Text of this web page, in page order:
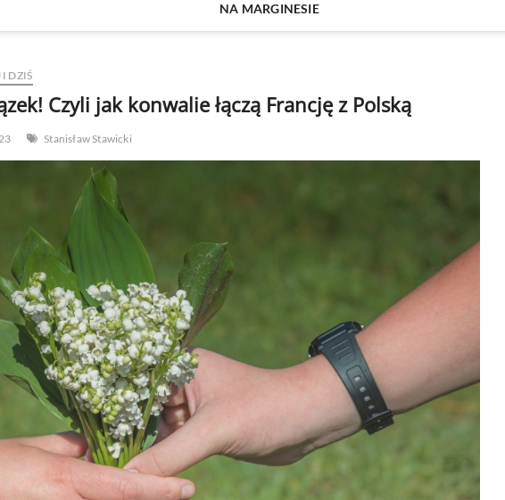
NA MARGINESIE
DZIŚ
Czyli jak konwalie łączą Francję z Polską
Stanisław Stawicki